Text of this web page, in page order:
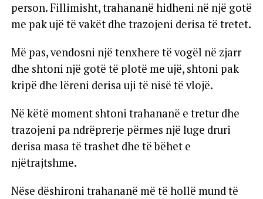
person. Fillimisht, trahananë hidheni në një gotë
me pak ujë të vakët dhe trazojeni derisa të tretet.
Më pas, vendosni një tenxhere të vogël në zjarr
dhe shtoni një gotë të plotë me ujë, shtoni pak
kripë dhe lëreni derisa uji të nisë të vlojë.
Në këtë moment shtoni trahananë e tretur dhe
trazojeni pa ndrëprerje përmes një luge druri
derisa masa të trashet dhe të bëhet e
njëtrajtshme.
Nëse dëshironi trahananë më të hollë mund të